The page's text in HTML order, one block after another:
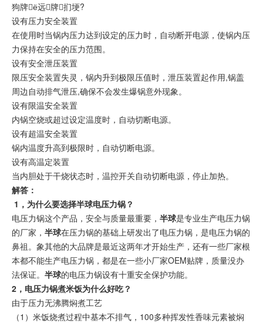
狗牌ё远牌扪埂?
设有压力安全装置
在使用时当锅内压力达到设定的压力时，自动断开电源，使锅内压
力保持在安全的压力范围。
设有安全泄压装置
限压安全装置失灵，锅内升到极限压值时，泄压装置起作用,锅盖
周边自动排气泄压,确保不会发生爆锅意外现象。
设有限温安全装置
内锅空烧或超过设定温度时，自动切断电源。
设有超温安全装置
锅内温度升高到极限时，自动切断电源。
设有高温定装置
当内胆处于干烧状态时，温控开关自动切断电源，停止加热。
解答：
1，为什么要选择半球电压力锅？
电压力锅这个产品，安全与质量最重要， 半球是专业生产电压力锅
的厂家， 半球在压力锅的基础上研发出了电压力锅，是电压力锅的
鼻祖。象其他的大品牌是最近这两年才开始生产，还有一些厂家根
本都不能生产电压力锅，都是在一些小厂家OEM贴牌，质量没办
法保证。 半球的电压力锅设有十重安全保护功能。
2，电压力锅煮米饭为什么好吃？
由于压力无沸腾焖煮工艺
（1）米饭烧煮过程中基本不排气，100多种挥发性香味元素被焖